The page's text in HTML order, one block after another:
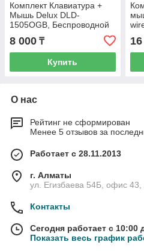
Комплект Клавиатура +
Мышь Delux DLD-
1505OGB, Беспроводной
8 000 ₸
Купить
О нас
Рейтинг не сформирован
Менее 5 отзывов за
Работает с 28.11.2013
г. Алматы
ул. Егизбаева 54Б, офис 43,
Контакты
Сегодня работает с 10:00
Показать весь график